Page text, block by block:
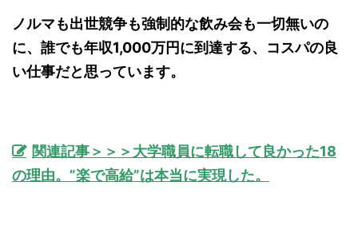
ノルマも出世競争も強制的な飲み会も一切無いの
に、誰でも年収1,000万円に到達する、コスパの良
い仕事だと思っています。
関連記事＞＞＞大学職員に転職して良かった18
の理由。”楽で高給”は本当に実現した。